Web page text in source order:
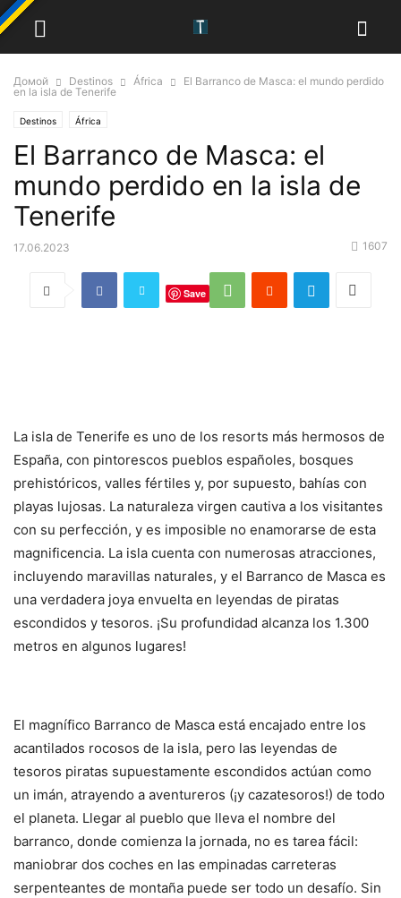
Домой Destinos África
El Barranco de Masca: el mundo perdido
en la isla de Tenerife
Destinos África
El Barranco de Masca: el
mundo perdido en la isla de
Tenerife
17.06.2023 1607
Save
La isla de Tenerife es uno de los resorts más hermosos de
España, con pintorescos pueblos españoles, bosques
prehistóricos, valles fértiles y, por supuesto, bahías con
playas lujosas. La naturaleza virgen cautiva a los visitantes
con su perfección, y es imposible no enamorarse de esta
magnificencia. La isla cuenta con numerosas atracciones,
incluyendo maravillas naturales, y el Barranco de Masca es
una verdadera joya envuelta en leyendas de piratas
escondidos y tesoros. ¡Su profundidad alcanza los 1.300
metros en algunos lugares!
El magnífico Barranco de Masca está encajado entre los
acantilados rocosos de la isla, pero las leyendas de
tesoros piratas supuestamente escondidos actúan como
un imán, atrayendo a aventureros (¡y cazatesoros!) de todo
el planeta. Llegar al pueblo que lleva el nombre del
barranco, donde comienza la jornada, no es tarea fácil:
maniobrar dos coches en las empinadas carreteras
serpenteantes de montaña puede ser todo un desafío. Sin